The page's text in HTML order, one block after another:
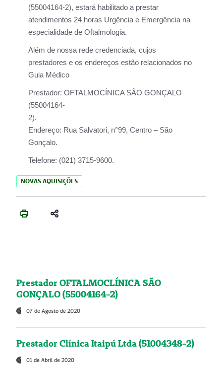
(55004164-2), estará habilitado a prestar
atendimentos 24 horas Urgência e Emergência na
especialidade de Oftalmologia.
Além de nossa rede credenciada, cujos
prestadores e os endereços estão relacionados no
Guia Médico
Prestador: OFTALMOCÍNICA SÃO GONÇALO
(55004164-
2).
Endereço: Rua Salvatori, n°99, Centro – São
Gonçalo.
Telefone: (021) 3715-9600.
NOVAS AQUISIÇÕES
Prestador OFTALMOCLÍNICA SÃO
GONÇALO (55004164-2)
07 de Agosto de 2020
Prestador Clínica Itaipú Ltda (51004348-2)
01 de Abril de 2020